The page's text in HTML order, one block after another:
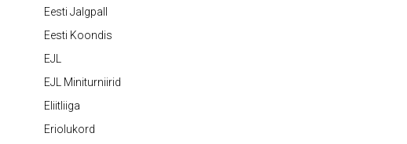
Eesti Jalgpall
Eesti Koondis
EJL
EJL Miniturniirid
Eliitliiga
Eriolukord